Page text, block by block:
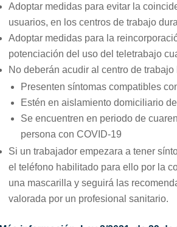
Adoptar medidas para evitar la
usuarios, en los centros de trabajo
Adoptar medidas para la
potenciación del uso del teletrabajo
No deberán acudir al centro de
Presenten síntomas compatibles
Estén en aislamiento domiciliario
Se encuentren en periodo de
persona con COVID-19
Si un trabajador empezara a tener
el teléfono habilitado para ello por la
una mascarilla y seguirá las
valorada por un profesional sanitario.